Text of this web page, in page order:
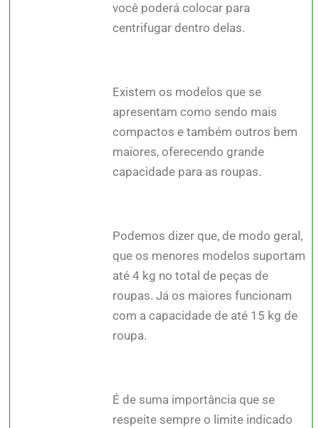
você poderá colocar para
centrifugar dentro delas.
Existem os modelos que se
apresentam como sendo mais
compactos e também outros bem
maiores, oferecendo grande
capacidade para as roupas.
Podemos dizer que, de modo geral,
que os menores modelos suportam
até 4 kg no total de peças de
roupas. Já os maiores funcionam
com a capacidade de até 15 kg de
roupa.
É de suma importância que se
respeite sempre o limite indicado